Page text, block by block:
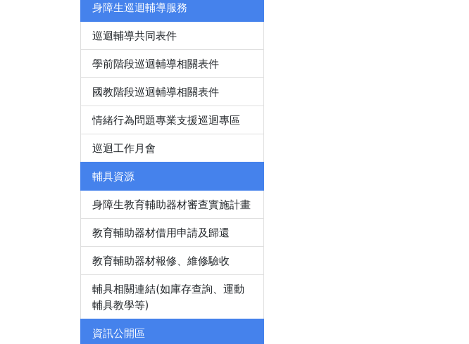
身障生巡迴輔導服務
巡迴輔導共同表件
學前階段巡迴輔導相關表件
國教階段巡迴輔導相關表件
情緒行為問題專業支援巡迴專區
巡迴工作月會
輔具資源
身障生教育輔助器材審查實施計畫
教育輔助器材借用申請及歸還
教育輔助器材報修、維修驗收
輔具相關連結(如庫存查詢、運動
輔具教學等)
資訊公開區